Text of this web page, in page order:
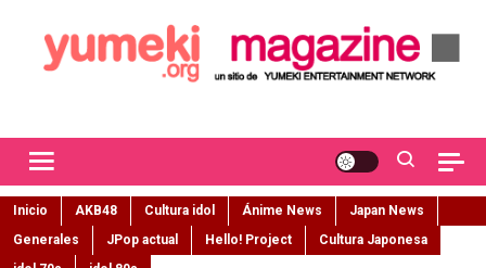
Inicio AKB48 Cultura idol Ánime News
Japan News
Generales
JPop actual Hello! Project
Cultura Japonesa